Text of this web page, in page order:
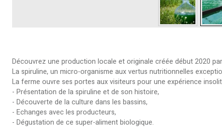
Découvrez une production locale et originale créée début 2020
La spiruline, un micro-organisme aux vertus nutritionnelles
La ferme ouvre ses portes aux visiteurs pour une expérience
- Présentation de la spiruline et de son histoire,
- Découverte de la culture dans les bassins,
- Echanges avec les producteurs,
- Dégustation de ce super-aliment biologique.